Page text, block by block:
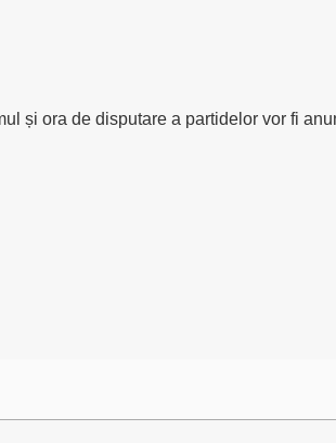
și ora de disputare a partidelor vor fi